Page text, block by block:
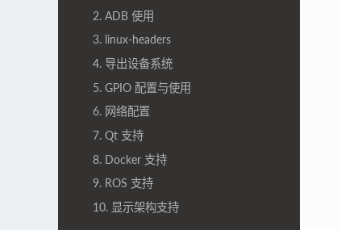
2. ADB 使用
3. linux-headers
4. 导出设备系统
5. GPIO 配置与使用
6. 网络配置
7. Qt 支持
8. Docker 支持
9. ROS 支持
10. 显示架构支持